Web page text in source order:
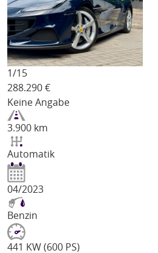
1/15
288.290 €
Keine Angabe
3.900 km
Automatik
04/2023
Benzin
441 KW (600 PS)